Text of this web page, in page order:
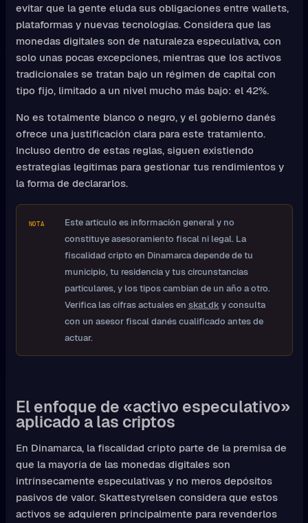
evitar que la gente eluda sus obligaciones entre wallets,
plataformas y nuevas tecnologías. Considera que las
monedas digitales son de naturaleza especulativa, con
solo unas pocas excepciones, mientras que los activos
tradicionales se tratan bajo un régimen de capital con
tipo fijo, limitado a un nivel mucho más bajo: el 42%.
No es totalmente blanco o negro, y el gobierno danés
ofrece una justificación clara para este tratamiento.
Incluso dentro de estas reglas, siguen existiendo
estrategias legítimas para gestionar tus rendimientos y
la forma de declararlos.
NOTA
Este artículo es información general y no
constituye asesoramiento fiscal ni legal. La
fiscalidad cripto en Dinamarca depende de tu
municipio, tu residencia y tus circunstancias
particulares, y los tipos cambian de un año a otro.
Verifica las cifras actuales en skat.dk y consulta
con un asesor fiscal danés cualificado antes de
actuar.
El enfoque de «activo especulativo»
aplicado a las criptos
En Dinamarca, la fiscalidad cripto parte de la premisa de
que la mayoría de las monedas digitales son
intrínsecamente especulativas y no meros depósitos
pasivos de valor. Skattestyrelsen considera que estos
activos se adquieren principalmente para revenderlos